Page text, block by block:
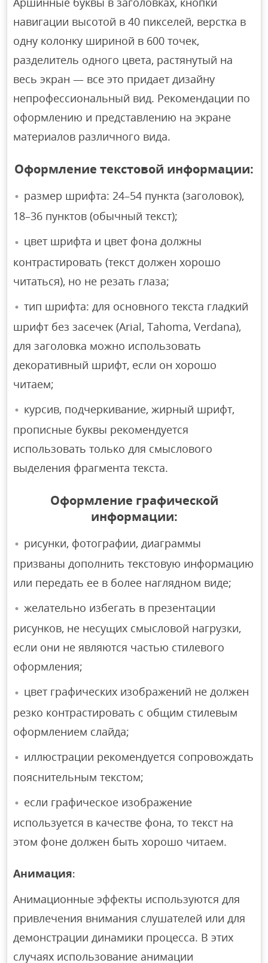
навигации высотой в 40 пикселей, верстка в
одну колонку шириной в 600 точек,
разделитель одного цвета, растянутый на
весь экран — все это придает дизайну
непрофессиональный вид. Рекомендации по
оформлению и представлению на экране
материалов различного вида.
Оформление текстовой информации:
размер шрифта: 24–54 пункта (заголовок),
18–36 пунктов (обычный текст);
цвет шрифта и цвет фона должны
контрастировать (текст должен хорошо
читаться), но не резать глаза;
тип шрифта: для основного текста гладкий
шрифт без засечек (Arial, Tahoma, Verdana),
для заголовка можно использовать
декоративный шрифт, если он хорошо
читаем;
курсив, подчеркивание, жирный шрифт,
прописные буквы рекомендуется
использовать только для смыслового
выделения фрагмента текста.
Оформление графической
информации:
рисунки, фотографии, диаграммы
призваны дополнить текстовую информацию
или передать ее в более наглядном виде;
желательно избегать в презентации
рисунков, не несущих смысловой нагрузки,
если они не являются частью стилевого
оформления;
цвет графических изображений не должен
резко контрастировать с общим стилевым
оформлением слайда;
иллюстрации рекомендуется сопровождать
пояснительным текстом;
если графическое изображение
используется в качестве фона, то текст на
этом фоне должен быть хорошо читаем.
Анимация:
Анимационные эффекты используются для
привлечения внимания слушателей или для
демонстрации динамики процесса. В этих
случаях использование анимации